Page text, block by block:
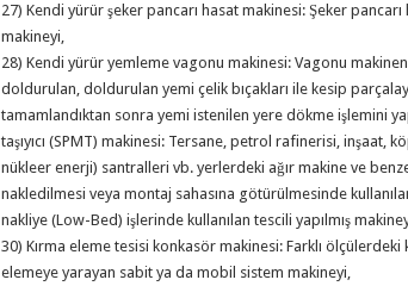
27) Kendi yürür şeker pancarı hasat makinesi: Şeker
makineyi,
28) Kendi yürür yemleme vagonu makinesi: Vagonu
doldurulan, doldurulan yemi çelik bıçakları ile kesip
tamamlandıktan sonra yemi istenilen yere dökme işlemini
taşıyıcı (SPMT) makinesi: Tersane, petrol rafinerisi, inşaat,
nükleer enerji) santralleri vb. yerlerdeki ağır makine ve
nakledilmesi veya montaj sahasına götürülmesinde
nakliye (Low-Bed) işlerinde kullanılan tescili yapılmış
30) Kırma eleme tesisi konkasör makinesi: Farklı
elemeye yarayan sabit ya da mobil sistem makineyi,